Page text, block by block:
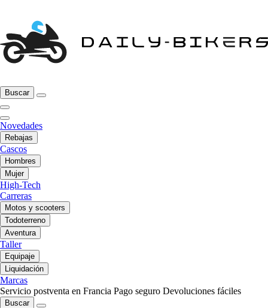
Buscar
Novedades
Rebajas
Cascos
Hombres
Mujer
High-Tech
Carreras
Motos y scooters
Todoterreno
Aventura
Taller
Equipaje
Liquidación
Marcas
Servicio postventa en Francia Pago seguro Devoluciones fáciles
Buscar